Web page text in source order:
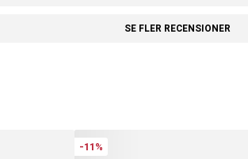
SE FLER RECENSIONER
-11%